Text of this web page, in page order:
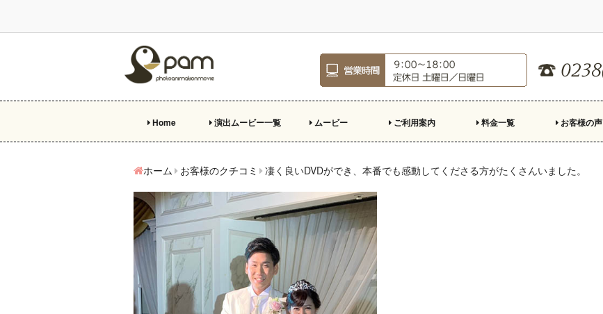
Home 演出ムービー一覧 ムービー ご利用案内 料金一覧 お客様の声
ホーム お客様のクチコミ 凄く良いDVDができ、本番でも感動してくださる方がたくさんいました。